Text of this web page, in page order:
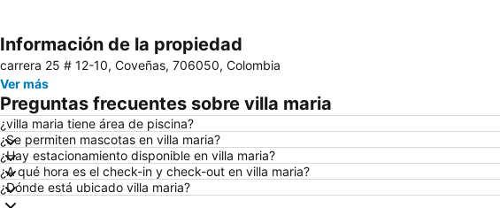
Información de la propiedad
carrera 25 # 12-10, Coveñas, 706050, Colombia
Ver más
Preguntas frecuentes sobre villa maria
¿villa maria tiene área de piscina?
¿Se permiten mascotas en villa maria?
¿Hay estacionamiento disponible en villa maria?
¿A qué hora es el check-in y check-out en villa maria?
¿Dónde está ubicado villa maria?